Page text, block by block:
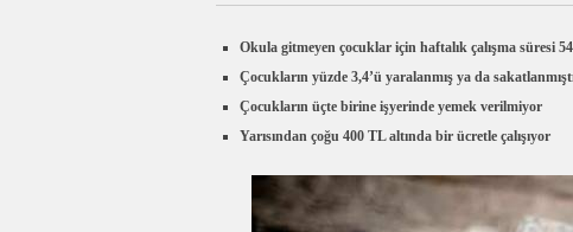
Okula gitmeyen çocuklar için haftalık çalışma süresi
Çocukların yüzde 3,4’ü yaralanmış ya da
Çocukların üçte birine işyerinde yemek verilmiyor
Yarısından çoğu 400 TL altında bir ücretle çalışıyor